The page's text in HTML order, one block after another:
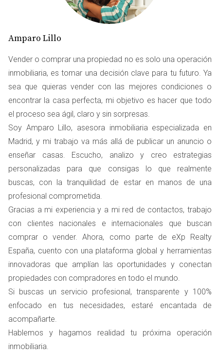
análisis comparativo del mercado para establecer un
precio justo y atractivo.
Presentación deficiente
La forma en que presentas tu vivienda puede hacer una
gran diferencia. Fotografías de baja calidad, desorden o
falta de limpieza pueden alejar a los interesados.
Asegúrate de mostrar tu hogar en su mejor luz, utilizando
imágenes profesionales y manteniendo el espacio
ordenado y acogedor.
Baja visibilidad en el mercado
Si tu anuncio no está bien posicionado en plataformas
inmobiliarias o no se promociona adecuadamente, es
posible que pase desapercibido. Utilizar estrategias de
marketing digital y redes sociales puede aumentar
significativamente la visibilidad de tu propiedad.
ESTRATEGIAS PARA EVITAR
QUE TU VIVIENDA QUEDE SIN
VENDER
Ahora que hemos identificado algunas causas, es hora de
poner en práctica estrategias efectivas para asegurar
una venta exitosa. Aquí hay algunas recomendaciones:
Amparo Lillo
Vender o comprar una propiedad no es solo una operación
inmobiliaria, es tomar una decisión clave para tu futuro. Ya
sea que quieras vender con las mejores condiciones o
encontrar la casa perfecta, mi objetivo es hacer que todo
el proceso sea ágil, claro y sin sorpresas.
Soy Amparo Lillo, asesora inmobiliaria especializada en
Madrid, y mi trabajo va más allá de publicar un anuncio o
enseñar casas. Escucho, analizo y creo estrategias
personalizadas para que consigas lo que realmente
buscas, con la tranquilidad de estar en manos de una
profesional comprometida.
Gracias a mi experiencia y a mi red de contactos, trabajo
con clientes nacionales e internacionales que buscan
comprar o vender. Ahora, como parte de eXp Realty
España, cuento con una plataforma global y herramientas
innovadoras que amplían las oportunidades y conectan
propiedades con compradores en todo el mundo.
Si buscas un servicio profesional, transparente y 100%
enfocado en tus necesidades, estaré encantada de
acompañarte.
Hablemos y hagamos realidad tu próxima operación
inmobiliaria.